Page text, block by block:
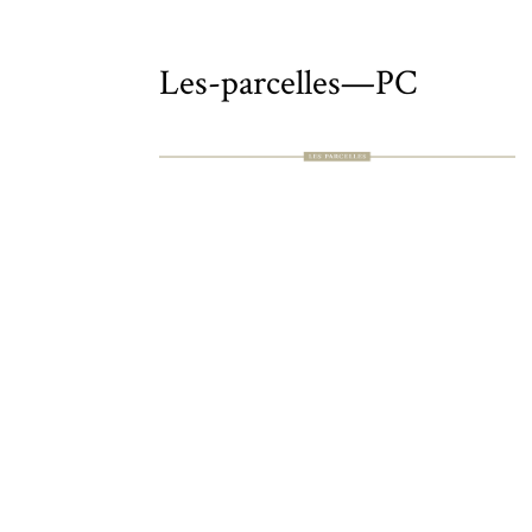
Les-parcelles—PC